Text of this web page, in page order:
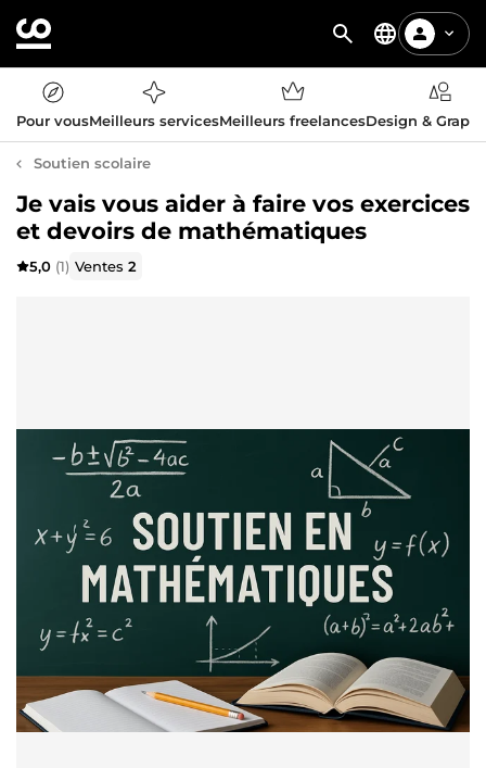
Pour vousMeilleurs servicesMeilleurs freelancesDesign &
Soutien scolaire
Je vais vous aider à faire vos exercices
et devoirs de mathématiques
5,0 (1) Ventes2